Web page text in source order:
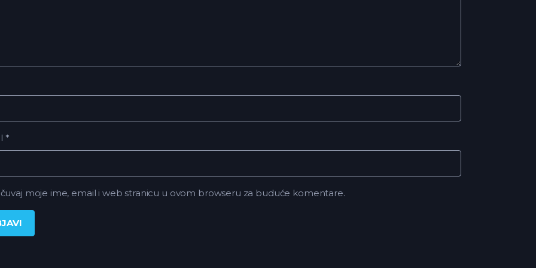
*
moje ime, email i web stranicu u ovom browseru za buduće komentare.